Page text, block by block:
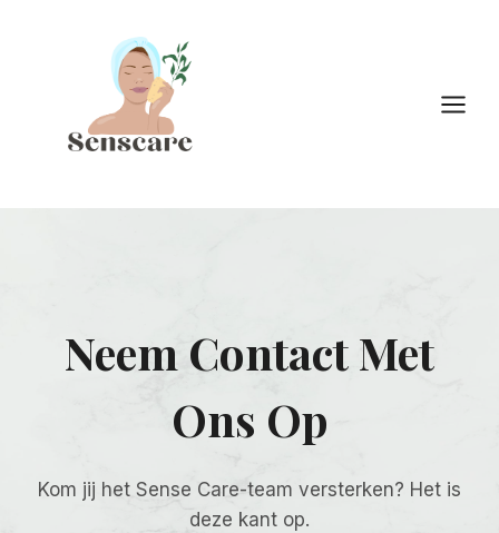
Neem Contact Met
Ons Op
Kom jij het Sense Care-team versterken? Het is
deze kant op.